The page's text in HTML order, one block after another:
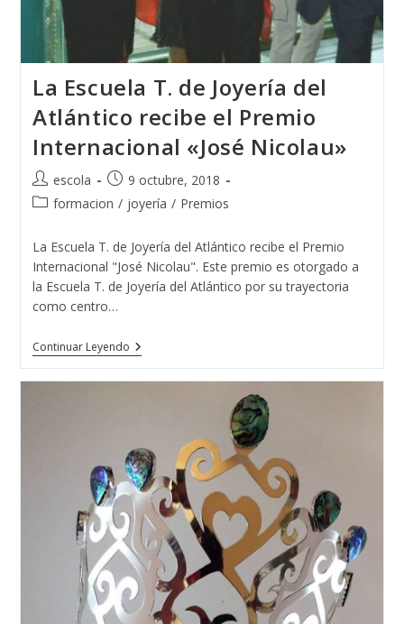
La Escuela T. de Joyería del
Atlántico recibe el Premio
Internacional «José Nicolau»
Autor
de
escola
Publicación
de
9 octubre, 2018
Categoría
la
entrada:
formacion / joyería / Premios
La Escuela T. de Joyería del Atlántico recibe el Premio
Internacional "José Nicolau". Este premio es otorgado a
la Escuela T. de Joyería del Atlántico por su trayectoria
como centro…
Continuar LeyendoLa
Escuela
Recibe
El
Premio
Internacional
«José
Nicolau»